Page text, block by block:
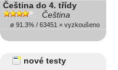
Čeština do 4. třídy
Čeština
ø 91.3% / 63451 × vyzkoušeno
nové testy